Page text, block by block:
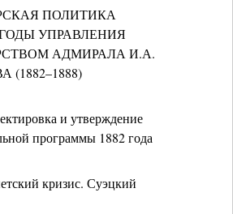
ПОЛИТИКА
ГОДЫ УПРАВЛЕНИЯ
АДМИРАЛА И.А.
и утверждение
программы 1882 года
кризис. Суэцкий